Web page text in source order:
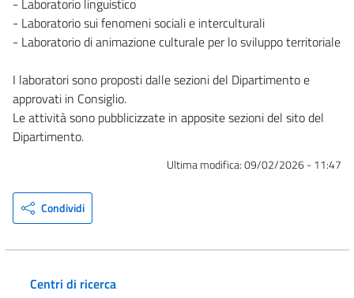
- Laboratorio linguistico
- Laboratorio sui fenomeni sociali e interculturali
- Laboratorio di animazione culturale per lo sviluppo territoriale
I laboratori sono proposti dalle sezioni del Dipartimento e
approvati in Consiglio.
Le attività sono pubblicizzate in apposite sezioni del sito del
Dipartimento.
Ultima modifica:09/02/2026 - 11:47
Condividi
Centri di ricerca